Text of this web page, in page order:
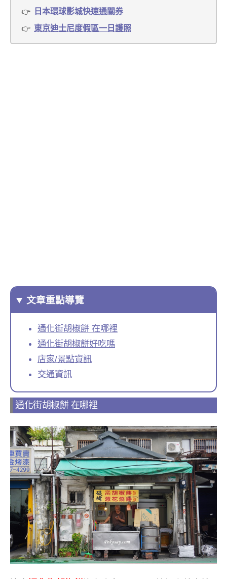
日本環球影城快速通關券
東京迪士尼度假區一日護照
文章重點導覽
通化街胡椒餅 在哪裡
通化街胡椒餅好吃嗎
店家/景點資訊
交通資訊
通化街胡椒餅 在哪裡